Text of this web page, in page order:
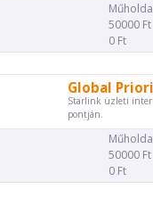
50000 Ft
0 Ft
Global
Starlink üzleti
pontján.
50000 Ft
0 Ft